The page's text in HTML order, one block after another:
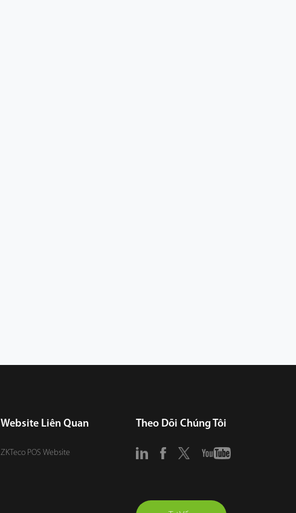
Website Liên Quan
ZKTeco POS Website
Theo Dõi Chúng Tôi